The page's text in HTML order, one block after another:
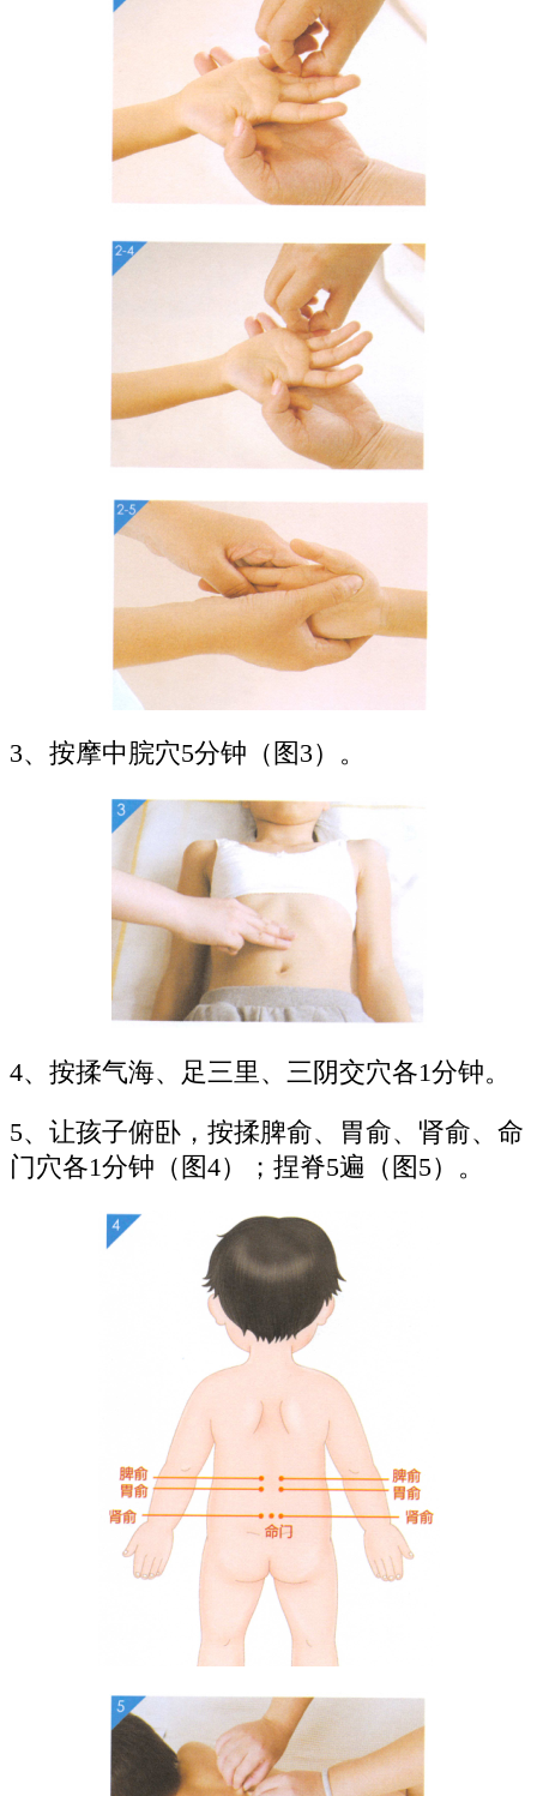
3、按摩中脘穴5分钟（图3）。
4、按揉气海、足三里、三阴交穴各1分钟。
5、让孩子俯卧，按揉脾俞、胃俞、肾俞、命
门穴各1分钟（图4）；捏脊5遍（图5）。